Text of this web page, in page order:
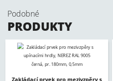
Podobné
PRODUKTY
Zakládací prvek pro mezivzpěry s